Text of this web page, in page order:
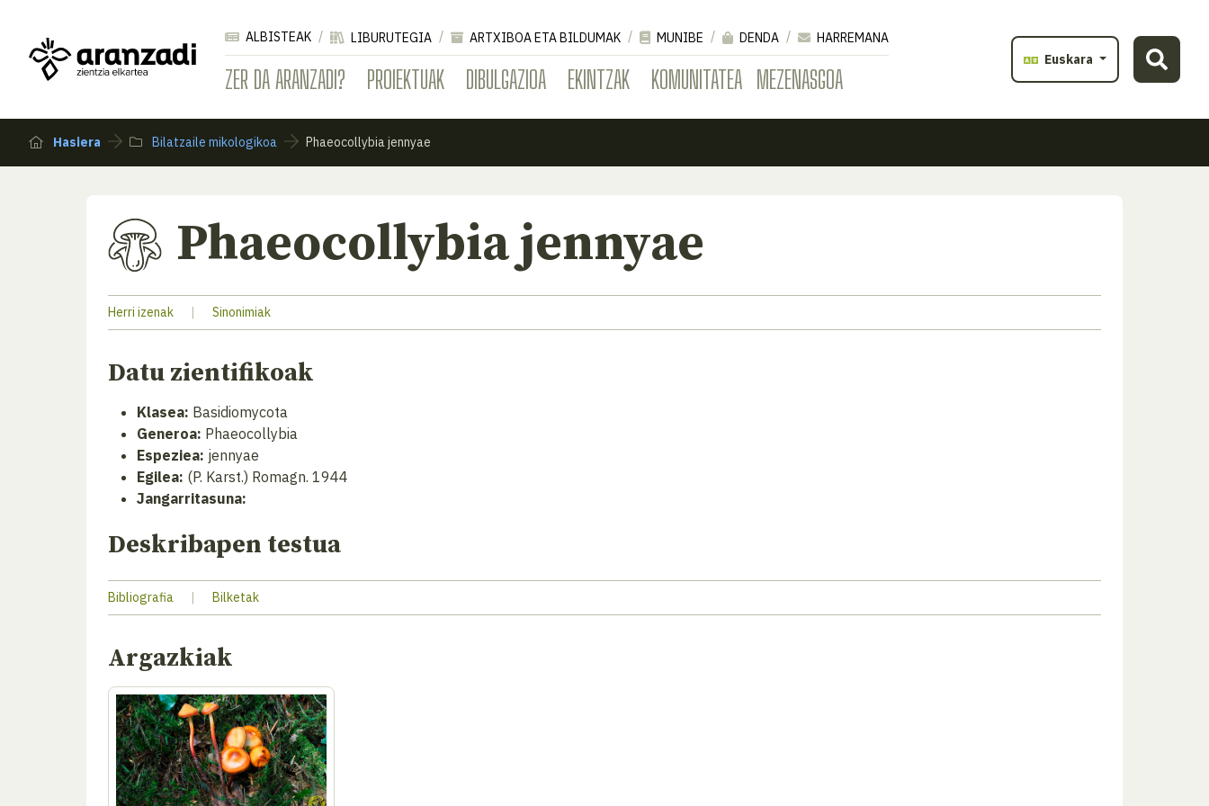
ZER DA ARANZADI? PROIEKTUAK DIBULGAZIOA EKINTZAK KOMUNITATEA MEZENASGOA
ALBISTEAK LIBURUTEGIA ARTXIBOA ETA BILDUMAK MUNIBE DENDA
HARREMANA
Euskara
Hasiera Bilatzaile mikologikoa Phaeocollybia jennyae
Phaeocollybia jennyae
Herri izenak | Sinonimiak
Datu zientifikoak
Klasea: Basidiomycota
Generoa: Phaeocollybia
Espeziea: jennyae
Egilea: (P. Karst.) Romagn. 1944
Jangarritasuna:
Deskribapen testua
Bibliografia | Bilketak
Argazkiak